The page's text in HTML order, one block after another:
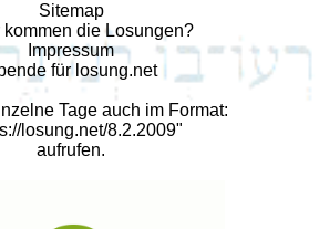
Sitemap
kommen die Losungen?
Impressum
für losung.net
Tage auch im Format:
losung.net/8.2.2009"
aufrufen.